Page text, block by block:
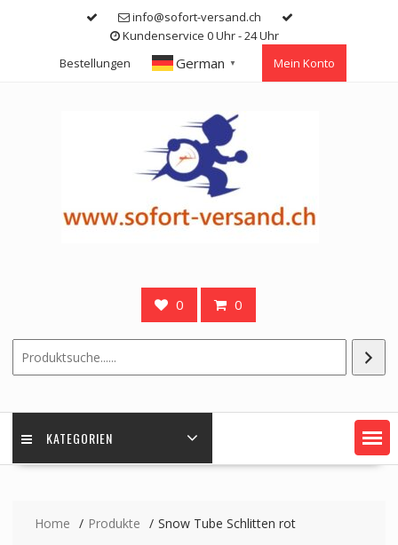
info@sofort-versand.ch
Kundenservice 0 Uhr - 24 Uhr
Bestellungen
German ▼ Mein Konto
0 0
KATEGORIEN
Home Produkte Snow Tube Schlitten rot